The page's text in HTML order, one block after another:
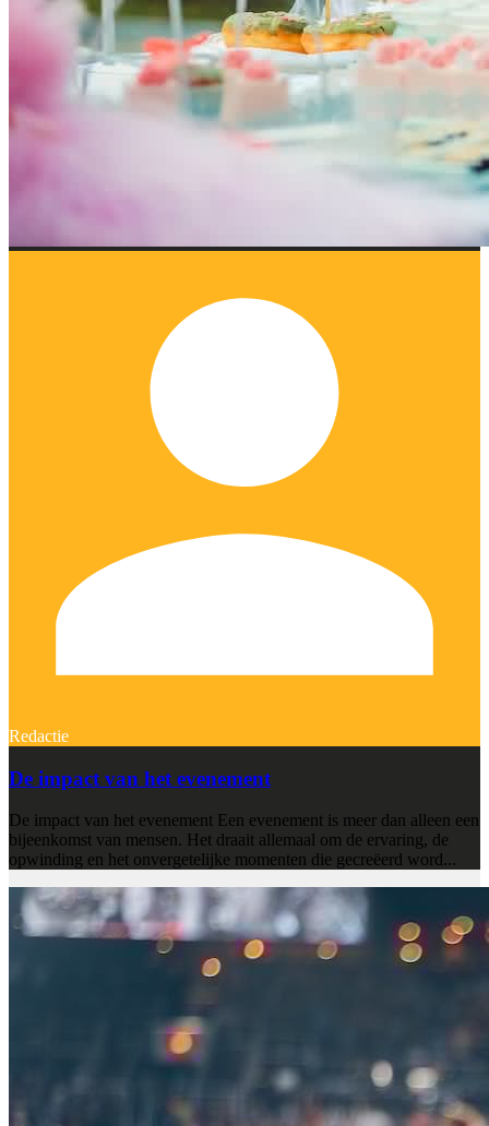
Redactie
De impact van het evenement
De impact van het evenement Een evenement is meer dan alleen een
bijeenkomst van mensen. Het draait allemaal om de ervaring, de
opwinding en het onvergetelijke momenten die gecreëerd word...